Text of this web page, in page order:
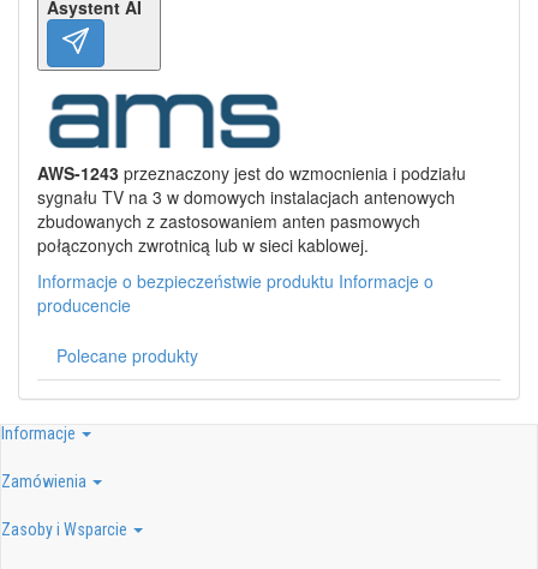
Asystent AI
AWS-1243 przeznaczony jest do wzmocnienia i podziału
sygnału TV na 3 w domowych instalacjach antenowych
zbudowanych z zastosowaniem anten pasmowych
połączonych zwrotnicą lub w sieci kablowej.
Informacje o bezpieczeństwie produktu Informacje o
producencie
Polecane produkty
Informacje
Zamówienia
Zasoby i Wsparcie